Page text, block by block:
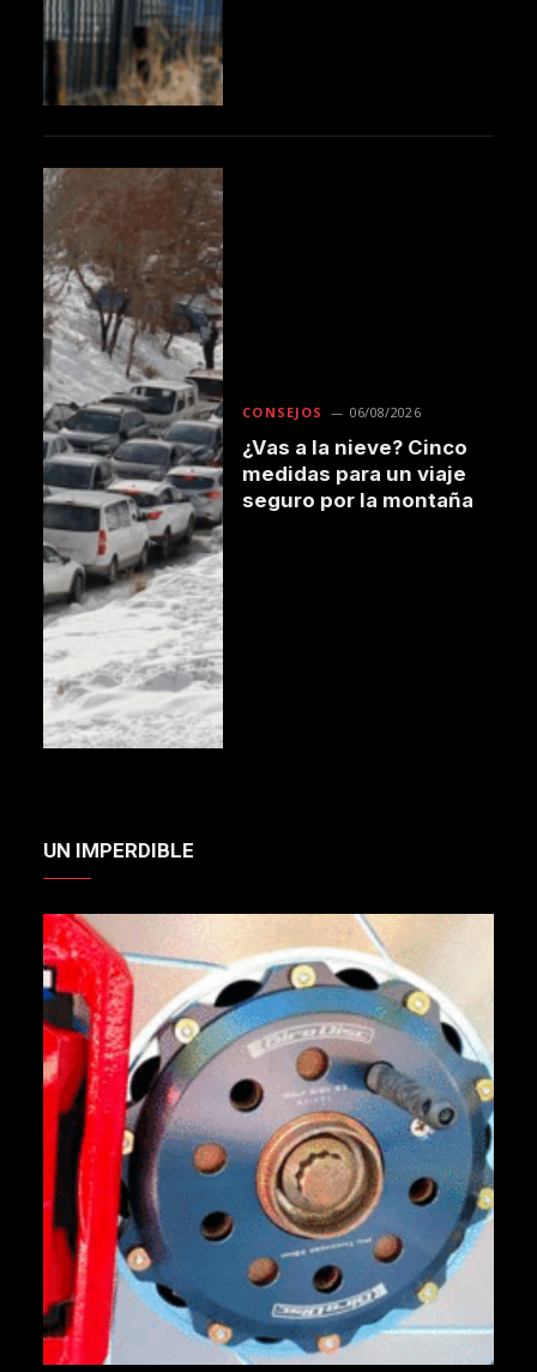
CONSEJOS 06/08/2026
¿Vas a la nieve? Cinco
medidas para un viaje
seguro por la montaña
UN IMPERDIBLE